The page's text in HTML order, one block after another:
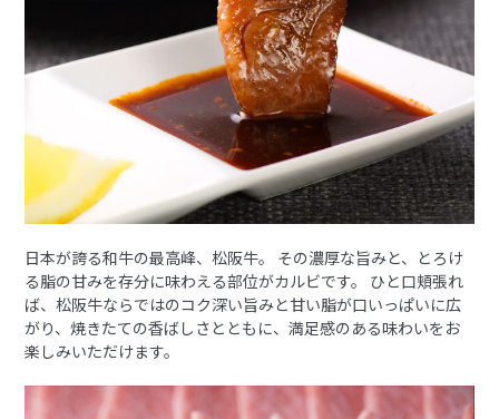
日本が誇る和牛の最高峰、松阪牛。 その濃厚な旨みと、とろけ
る脂の甘みを存分に味わえる部位がカルビです。 ひと口頬張れ
ば、松阪牛ならではのコク深い旨みと甘い脂が口いっぱいに広
がり、焼きたての香ばしさとともに、満足感のある味わいをお
楽しみいただけます。